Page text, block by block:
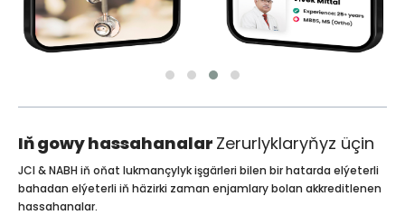
Iň gowy hassahanalar Zerurlyklaryňyz üçin
JCI & NABH iň oňat lukmançylyk işgärleri bilen bir hatarda elýeterli
bahadan elýeterli iň häzirki zaman enjamlary bolan akkreditlenen
hassahanalar.